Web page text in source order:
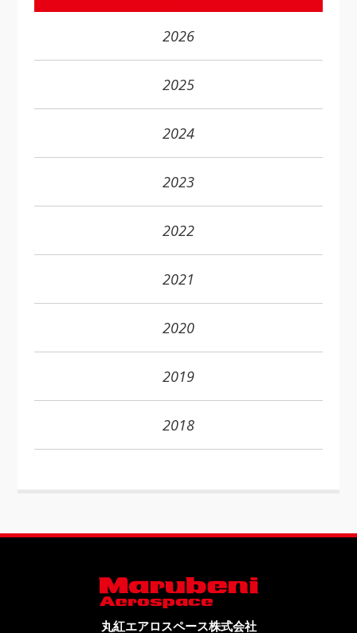
2026
2025
2024
2023
2022
2021
2020
2019
2018
丸紅エアロスペース株式会社